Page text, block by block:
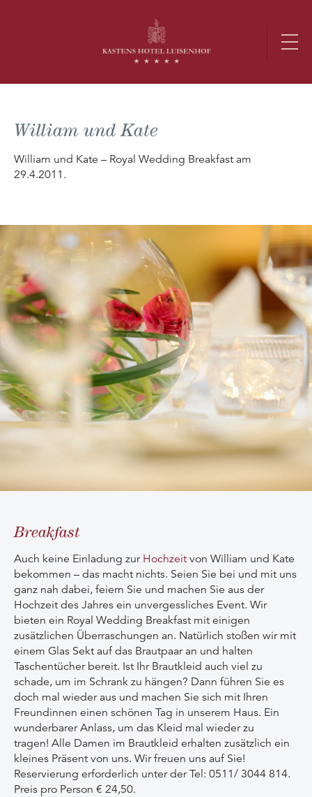
William und Kate
William und Kate – Royal Wedding Breakfast am
29.4.2011.
Breakfast
Auch keine Einladung zur Hochzeit von William und Kate
bekommen – das macht nichts. Seien Sie bei und mit uns
ganz nah dabei, feiern Sie und machen Sie aus der
Hochzeit des Jahres ein unvergessliches Event. Wir
bieten ein Royal Wedding Breakfast mit einigen
zusätzlichen Überraschungen an. Natürlich stoßen wir mit
einem Glas Sekt auf das Brautpaar an und halten
Taschentücher bereit. Ist Ihr Brautkleid auch viel zu
schade, um im Schrank zu hängen? Dann führen Sie es
doch mal wieder aus und machen Sie sich mit Ihren
Freundinnen einen schönen Tag in unserem Haus. Ein
wunderbarer Anlass, um das Kleid mal wieder zu
tragen! Alle Damen im Brautkleid erhalten zusätzlich ein
kleines Präsent von uns. Wir freuen uns auf Sie!
Reservierung erforderlich unter der Tel: 0511/ 3044 814.
Preis pro Person € 24,50.